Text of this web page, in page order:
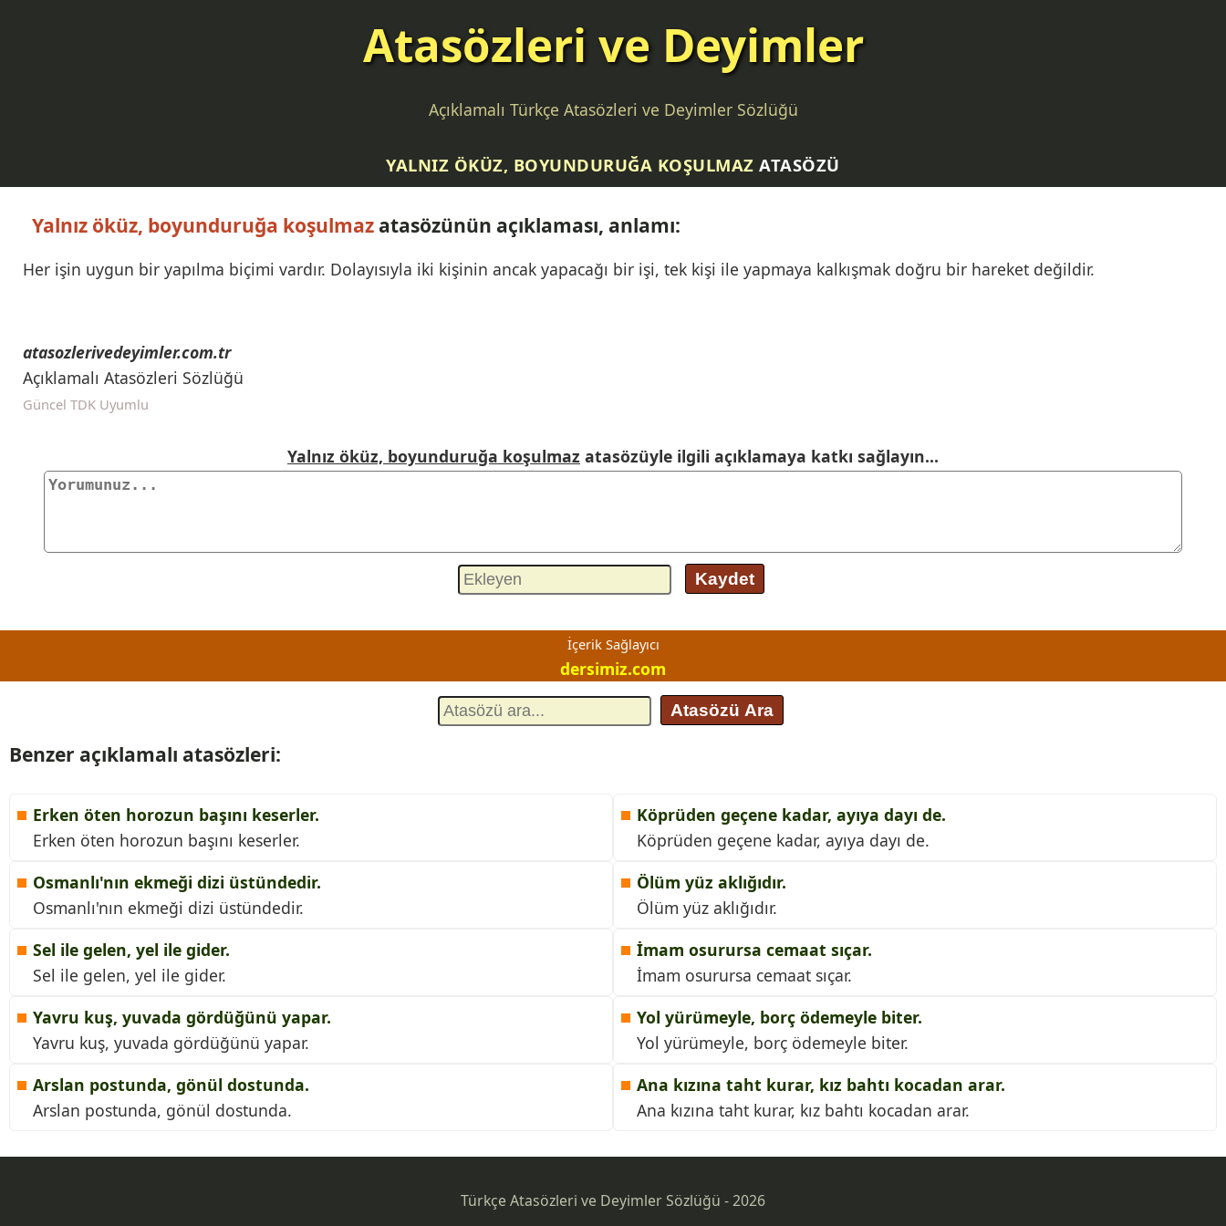
Atasözleri ve Deyimler
Açıklamalı Türkçe Atasözleri ve Deyimler Sözlüğü
YALNIZ ÖKÜZ, BOYUNDURUĞA KOŞULMAZ ATASÖZÜ
Yalnız öküz, boyunduruğa koşulmaz atasözünün açıklaması, anlamı:
Her işin uygun bir yapılma biçimi vardır. Dolayısıyla iki kişinin ancak yapacağı bir işi, tek kişi ile yapmaya kalkışmak doğru bir hareket değildir.
atasozlerivedeyimler.com.tr
Açıklamalı Atasözleri Sözlüğü
Güncel TDK Uyumlu
Yalnız öküz, boyunduruğa koşulmaz atasözüyle ilgili açıklamaya katkı sağlayın...
Kaydet
İçerik Sağlayıcı
dersimiz.com
Atasözü Ara
Benzer açıklamalı atasözleri:
Erken öten horozun başını keserler.
Erken öten horozun başını keserler.
Köprüden geçene kadar, ayıya dayı de.
Köprüden geçene kadar, ayıya dayı de.
Osmanlı'nın ekmeği dizi üstündedir.
Osmanlı'nın ekmeği dizi üstündedir.
Ölüm yüz aklığıdır.
Ölüm yüz aklığıdır.
Sel ile gelen, yel ile gider.
Sel ile gelen, yel ile gider.
İmam osurursa cemaat sıçar.
İmam osurursa cemaat sıçar.
Yavru kuş, yuvada gördüğünü yapar.
Yavru kuş, yuvada gördüğünü yapar.
Yol yürümeyle, borç ödemeyle biter.
Yol yürümeyle, borç ödemeyle biter.
Arslan postunda, gönül dostunda.
Arslan postunda, gönül dostunda.
Ana kızına taht kurar, kız bahtı kocadan arar.
Ana kızına taht kurar, kız bahtı kocadan arar.
Türkçe Atasözleri ve Deyimler Sözlüğü - 2026